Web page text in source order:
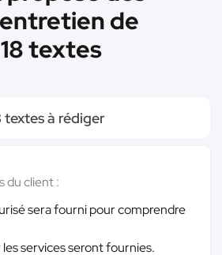
de
textes
textes à rédiger
du client :
sera fourni pour comprendre
services seront fournies.